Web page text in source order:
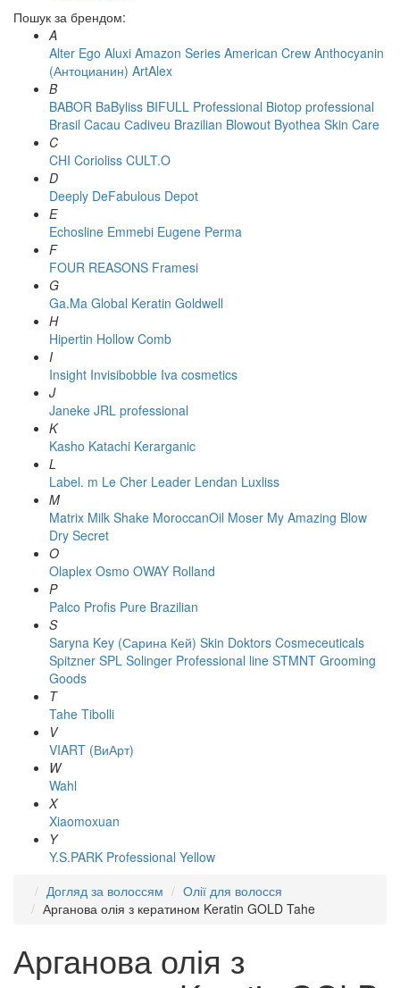
Пошук за брендом:
A
Alter Ego Aluxi Amazon Series American Crew Anthocyanin
(Антоцианин) ArtAlex
B
BABOR BaByliss BIFULL Professional Biotop professional
Brasil Cacau Сadiveu Brazilian Blowout Byothea Skin Care
C
CHI Corioliss CULT.O
D
Deeply DeFabulous Depot
E
Echosline Emmebi Eugene Perma
F
FOUR REASONS Framesi
G
Ga.Ma Global Keratin Goldwell
H
Hipertin Hollow Comb
I
Insight Invisibobble Iva cosmetics
J
Janeke JRL professional
K
Kasho Katachi Kerarganic
L
Label. m Le Cher Leader Lendan Luxliss
M
Matrix Milk Shake MoroccanOil Moser My Amazing Blow
Dry Secret
O
Olaplex Osmo OWAY Rolland
P
Palco Profis Pure Brazilian
S
Saryna Key (Сарина Кей) Skin Doktors Cosmeceuticals
Spitzner SPL Solinger Professional line STMNT Grooming
Goods
T
Tahe Tibolli
V
VIART (ВиАрт)
W
Wahl
X
Xiaomoxuan
Y
Y.S.PARK Professional Yellow
Догляд за волоссям
Олії для волосся
Арганова олія з кератином Keratin GOLD Tahe
Арганова олія з